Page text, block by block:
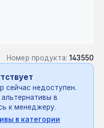
Номер продукта: 143550
сейчас недоступен.
в
к менеджеру.
в категории